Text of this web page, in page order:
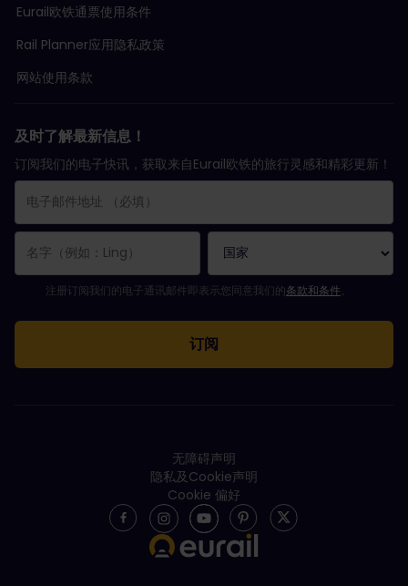
Eurail欧铁通票使用条件
Rail Planner应用隐私政策
网站使用条款
及时了解最新信息！
订阅我们的电子快讯，获取来自Eurail欧铁的旅行灵感和精彩更新！
您已成功订阅。
电子邮件地址栏为必填栏！
电子邮件地址无效！
订阅电子通讯时出错。请稍后重试。
您已订阅此电子通讯！
请同意有关订阅电子通讯的条款和条件。
注册订阅我们的电子通讯邮件即表示您同意我们的条款和条件
无障碍声明
隐私及Cookie声明
Cookie 偏好